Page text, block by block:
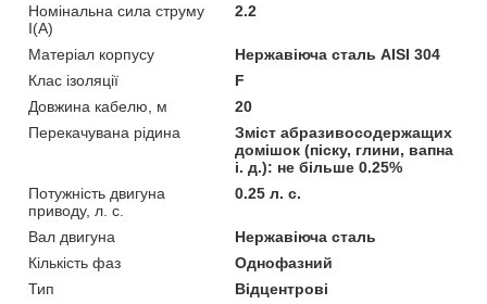
Номінальна сила струму
I(А)
2.2
Матеріал корпусу
Нержавіюча сталь AISI 304
Клас ізоляції
F
Довжина кабелю, м
20
Перекачувана рідина
Зміст абразивосодержащих
домішок (піску, глини, вапна
і. д.): не більше 0.25%
Потужність двигуна
приводу, л. с.
0.25 л. с.
Вал двигуна
Нержавіюча сталь
Кількість фаз
Однофазний
Тип
Відцентрові